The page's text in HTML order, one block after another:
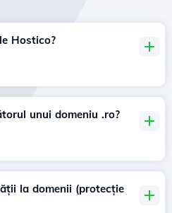
Hostico?
unui domeniu .ro?
la domenii (protecție